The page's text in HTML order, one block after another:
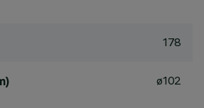
178
ø102